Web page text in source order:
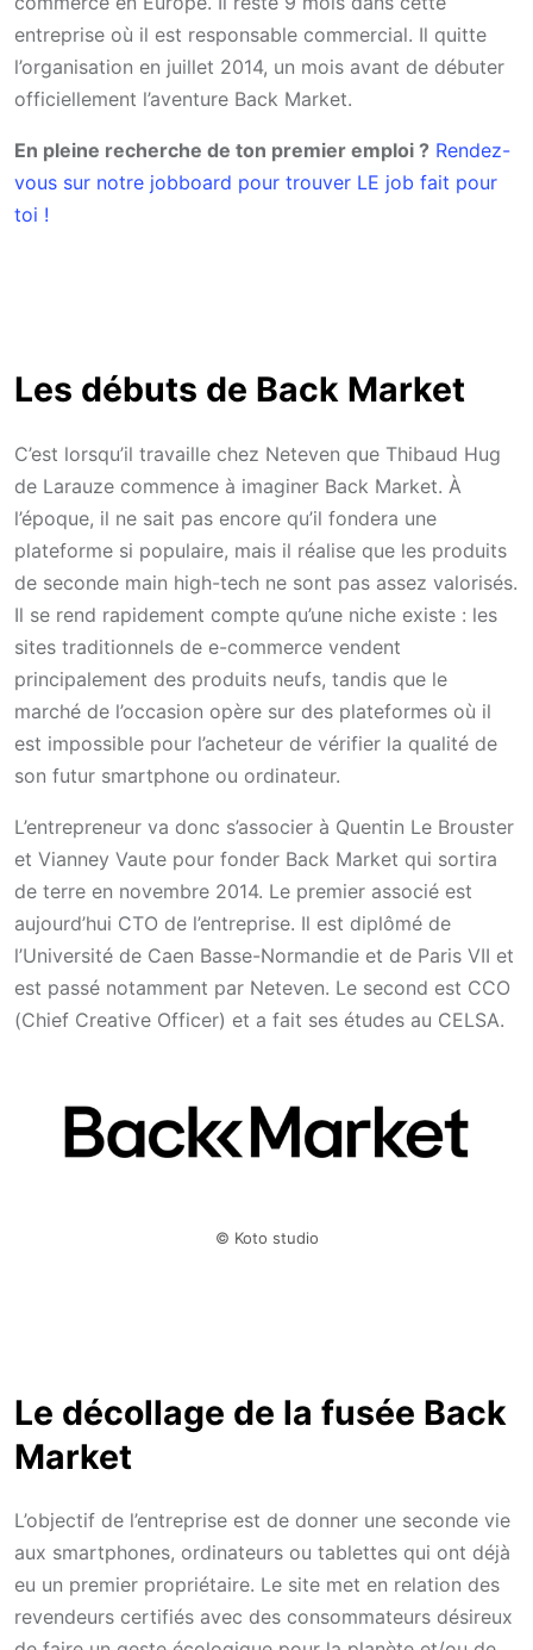
entreprise où il est responsable commercial. Il quitte
l’organisation en juillet 2014, un mois avant de débuter
officiellement l’aventure Back Market.
En pleine recherche de ton premier emploi ? Rendez-
vous sur notre jobboard pour trouver LE job fait pour
toi !
Les débuts de Back Market
C’est lorsqu’il travaille chez Neteven que Thibaud Hug
de Larauze commence à imaginer Back Market. À
l’époque, il ne sait pas encore qu’il fondera une
plateforme si populaire, mais il réalise que les produits
de seconde main high-tech ne sont pas assez valorisés.
Il se rend rapidement compte qu’une niche existe : les
sites traditionnels de e-commerce vendent
principalement des produits neufs, tandis que le
marché de l’occasion opère sur des plateformes où il
est impossible pour l’acheteur de vérifier la qualité de
son futur smartphone ou ordinateur.
L’entrepreneur va donc s’associer à Quentin Le Brouster
et Vianney Vaute pour fonder Back Market qui sortira
de terre en novembre 2014. Le premier associé est
aujourd’hui CTO de l’entreprise. Il est diplômé de
l’Université de Caen Basse-Normandie et de Paris VII et
est passé notamment par Neteven. Le second est CCO
(Chief Creative Officer) et a fait ses études au CELSA.
© Koto studio
Le décollage de la fusée Back
Market
L’objectif de l’entreprise est de donner une seconde vie
aux smartphones, ordinateurs ou tablettes qui ont déjà
eu un premier propriétaire. Le site met en relation des
revendeurs certifiés avec des consommateurs désireux